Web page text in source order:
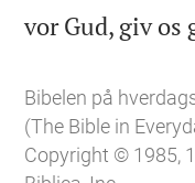
vor Gud, giv os
Bibelen på
(The Bible in
Copyright © 1985,